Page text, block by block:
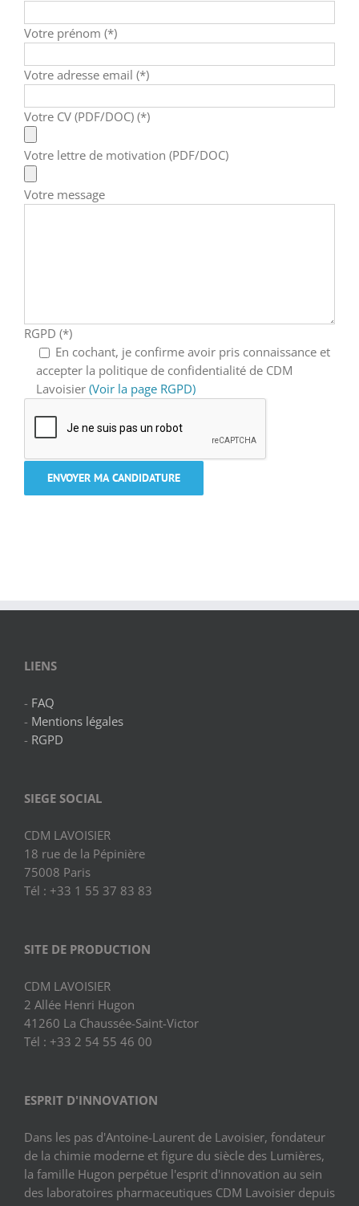
Votre prénom (*)
Votre adresse email (*)
Votre CV (PDF/DOC) (*)
Votre lettre de motivation (PDF/DOC)
Votre message
RGPD (*)
En cochant, je confirme avoir pris connaissance et
accepter la politique de confidentialité de CDM
Lavoisier (Voir la page RGPD)
LIENS
- FAQ
- Mentions légales
- RGPD
SIEGE SOCIAL
CDM LAVOISIER
18 rue de la Pépinière
75008 Paris
Tél : +33 1 55 37 83 83
SITE DE PRODUCTION
CDM LAVOISIER
2 Allée Henri Hugon
41260 La Chaussée-Saint-Victor
Tél : +33 2 54 55 46 00
ESPRIT D'INNOVATION
Dans les pas d'Antoine-Laurent de Lavoisier, fondateur
de la chimie moderne et figure du siècle des Lumières,
la famille Hugon perpétue l'esprit d'innovation au sein
des laboratoires pharmaceutiques CDM Lavoisier depuis